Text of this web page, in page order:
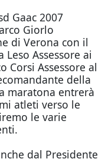
Gaac 2007
Giorlo
di Verona con il
Assessore ai
Corsi Assessore al
della
maratona entrerà
atleti verso le
le varie
dal Presidente